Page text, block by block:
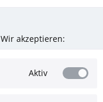
Wir akzeptieren:
Aktiv